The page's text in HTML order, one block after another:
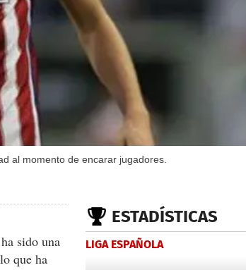
al momento de encarar jugadores.
ha sido una
que ha
ESTADÍSTICAS
LIGA ESPAÑOLA